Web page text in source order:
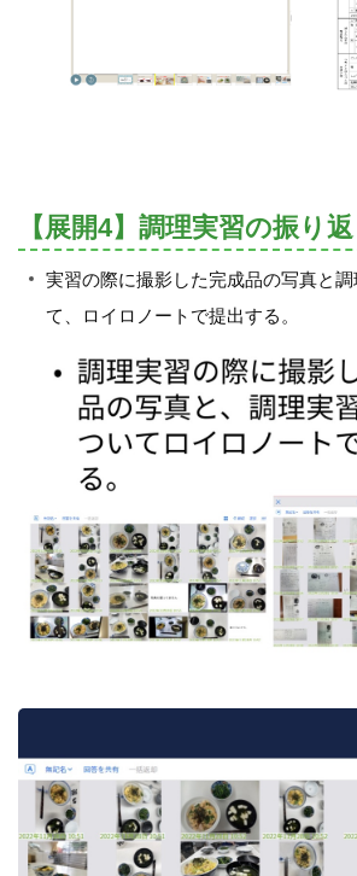
【展開4】調理実習の振り返
実習の際に撮影した完成品の写真と
て、ロイロノートで提出する。